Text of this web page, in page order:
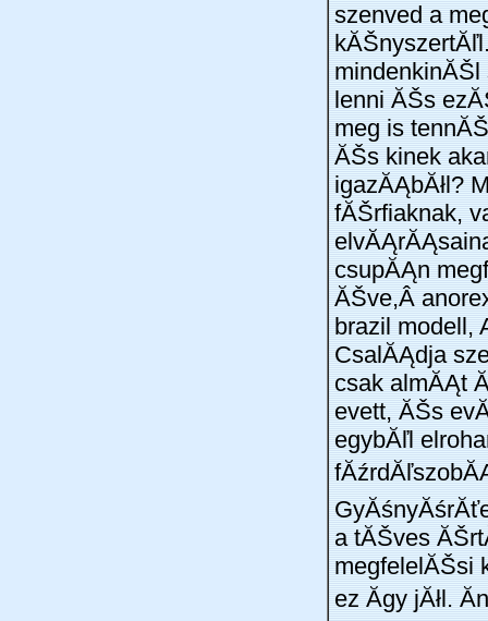
szenved a
lenni ĂŠs
meg is
ĂŠs kinek
igazĂĄbĂłl?
fĂŠrfiaknak,
csupĂĄn
ĂŠve,Â
brazil modell,
CsalĂĄdja
csak almĂĄt
evett, ĂŠs
egybĂľl
a tĂŠves
megfelelĂŠsi
ez Ă­gy jĂłl.